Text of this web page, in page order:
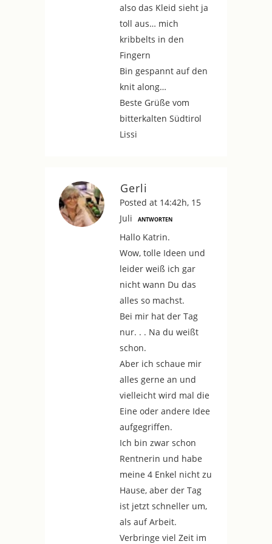
also das Kleid sieht ja
toll aus… mich
kribbelts in den
Fingern
Bin gespannt auf den
knit along…
Beste Grüße vom
bitterkalten Südtirol
Lissi
Gerli
Posted at 14:42h, 15
Juli
ANTWORTEN
Hallo Katrin.
Wow, tolle Ideen und
leider weiß ich gar
nicht wann Du das
alles so machst.
Bei mir hat der Tag
nur. . . Na du weißt
schon.
Aber ich schaue mir
alles gerne an und
vielleicht wird mal die
Eine oder andere Idee
aufgegriffen.
Ich bin zwar schon
Rentnerin und habe
meine 4 Enkel nicht zu
Hause, aber der Tag
ist jetzt schneller um,
als auf Arbeit.
Verbringe viel Zeit im